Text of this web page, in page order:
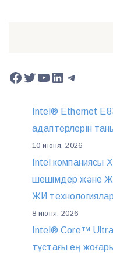
Facebook
Twitter
YouTube
LinkedIn
Intel® Ethernet
адаптерлерін
10 июня, 2026
Intel компаниясы
шешімдер және ЖИ-
ЖИ
8 июня, 2026
Intel® Core™
тұстағы ең жоғары